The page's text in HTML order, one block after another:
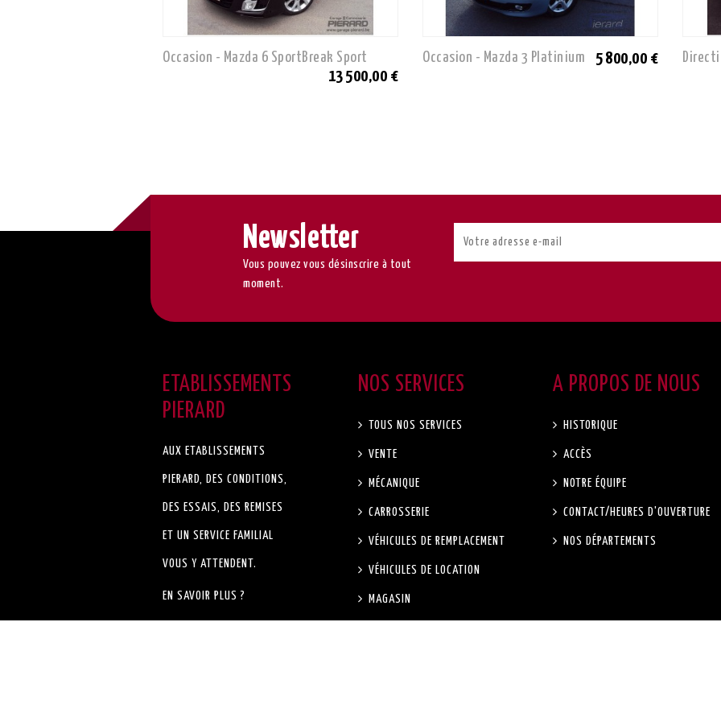
Occasion - Mazda 6 SportBreak Sport
13 500,00 €
Occasion - Mazda 3 Platinium 5 800,00 €
Newsletter
Vous pouvez vous désinscrire à tout
moment.
ETABLISSEMENTS
PIERARD
AUX ETABLISSEMENTS
PIERARD, DES CONDITIONS,
DES ESSAIS, DES REMISES
ET UN SERVICE FAMILIAL
VOUS Y ATTENDENT.
EN SAVOIR PLUS ?
NOS SERVICES
TOUS NOS SERVICES
VENTE
MÉCANIQUE
CARROSSERIE
VÉHICULES DE REMPLACEMENT
VÉHICULES DE LOCATION
MAGASIN
A PROPOS DE NOUS
HISTORIQUE
ACCÈS
NOTRE ÉQUIPE
CONTACT/HEURES D'OUVERTURE
NOS DÉPARTEMENTS